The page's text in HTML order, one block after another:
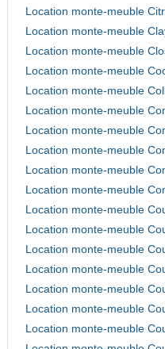
Location monte-meuble
Location monte-meuble
Location monte-meuble
Location monte-meuble
Location monte-meuble
Location monte-meuble
Location monte-meuble
Location monte-meuble
Location monte-meuble
Location monte-meuble
Location monte-meuble
Location monte-meuble
Location monte-meuble
Location monte-meuble
Location monte-meuble
Location monte-meuble
Location monte-meuble